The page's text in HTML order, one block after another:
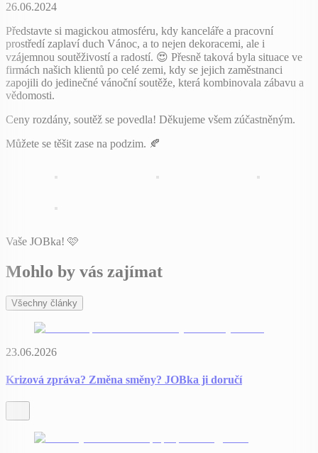
26.06.2024
Představte si magickou atmosféru, kdy kanceláře a pracovní
prostředí zaplaví duch Vánoc, a to nejen dekoracemi, ale i
vzájemnou soutěživostí a radostí. 😍 Přesně taková byla situace ve
firmách našich klientů po celé zemi, kdy se jejich zaměstnanci
zapojili do jedinečné vánoční soutěže, která kombinovala zábavu a
vědomosti.
Ceny rozdány, soutěž se povedla! Děkujeme všem zúčastněným.
Můžete se těšit zase na podzim. 🍂
Vaše JOBka! 🩷
Mohlo by vás zajímat
Všechny články
23.06.2026
Krizová zpráva? Změna směny? JOBka ji doručí